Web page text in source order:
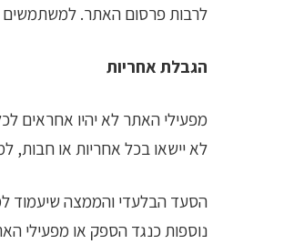
לרבות פרסום האתר. למשתמשים
הגבלת אחריות
מפעילי האתר לא יהיו אחראים
לא יישאו בכל אחריות או חבות,
הסעד הבלעדי והממצה שיעמוד
נוספות כנגד הספק או מפעילי